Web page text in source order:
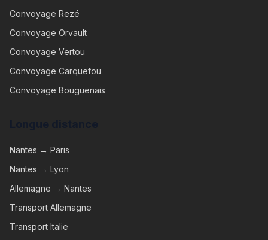
Convoyage Rezé
Convoyage Orvault
Convoyage Vertou
Convoyage Carquefou
Convoyage Bouguenais
Nantes → Paris
Nantes → Lyon
Allemagne → Nantes
Transport Allemagne
Transport Italie